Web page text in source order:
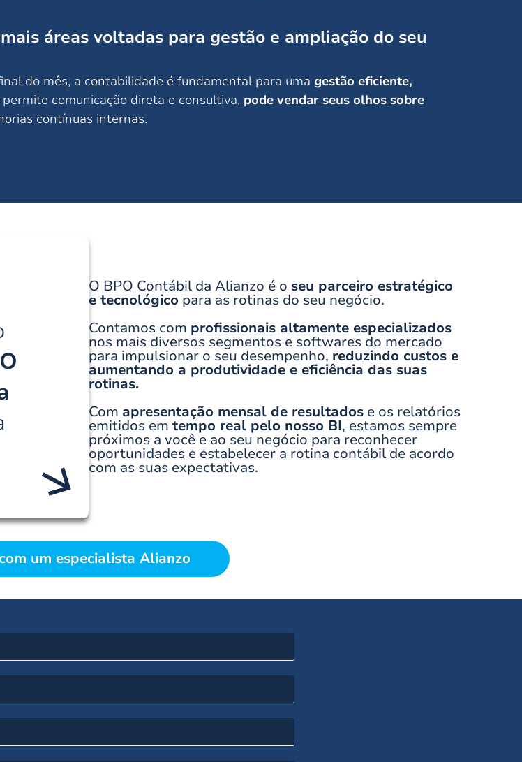
áreas voltadas para gestão e ampliação do seu
do mês, a contabilidade é fundamental para uma gestão eficiente,
comunicação direta e consultiva, pode vendar seus olhos sobre
contínuas internas.
O BPO Contábil da Alianzo é o seu parceiro estratégico
e tecnológico para as rotinas do seu negócio.
Contamos com profissionais altamente especializados
nos mais diversos segmentos e softwares do mercado
para impulsionar o seu desempenho, reduzindo custos e
aumentando a produtividade e eficiência das suas
rotinas.
Com apresentação mensal de resultados e os relatórios
emitidos emtempo real pelo nosso BI, estamos sempre
próximos a você e ao seu negócio para reconhecer
oportunidades e estabelecer a rotina contábil de acordo
com as suas expectativas.
um especialista Alianzo